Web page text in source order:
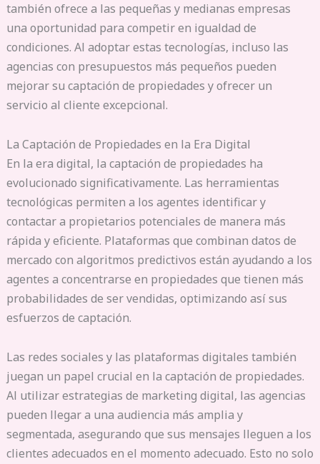
también ofrece a las pequeñas y medianas empresas
una oportunidad para competir en igualdad de
condiciones. Al adoptar estas tecnologías, incluso las
agencias con presupuestos más pequeños pueden
mejorar su captación de propiedades y ofrecer un
servicio al cliente excepcional.
La Captación de Propiedades en la Era Digital
En la era digital, la captación de propiedades ha
evolucionado significativamente. Las herramientas
tecnológicas permiten a los agentes identificar y
contactar a propietarios potenciales de manera más
rápida y eficiente. Plataformas que combinan datos de
mercado con algoritmos predictivos están ayudando a los
agentes a concentrarse en propiedades que tienen más
probabilidades de ser vendidas, optimizando así sus
esfuerzos de captación.
Las redes sociales y las plataformas digitales también
juegan un papel crucial en la captación de propiedades.
Al utilizar estrategias de marketing digital, las agencias
pueden llegar a una audiencia más amplia y
segmentada, asegurando que sus mensajes lleguen a los
clientes adecuados en el momento adecuado. Esto no solo